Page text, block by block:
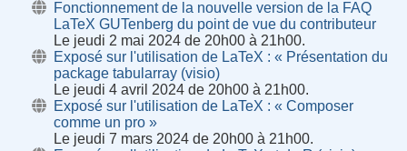
Fonctionnement de la nouvelle version de la FAQ
LaTeX GUTenberg du point de vue du contributeur
Le jeudi 2 mai 2024 de 20h00 à 21h00.
Exposé sur l'utilisation de LaTeX : « Présentation du
package tabularray (visio)
Le jeudi 4 avril 2024 de 20h00 à 21h00.
Exposé sur l'utilisation de LaTeX : « Composer
comme un pro »
Le jeudi 7 mars 2024 de 20h00 à 21h00.